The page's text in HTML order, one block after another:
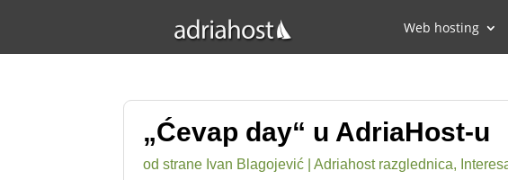
Web hosting
„Ćevap day“ u AdriaHost-u
od strane Ivan Blagojević Adriahost razglednica,